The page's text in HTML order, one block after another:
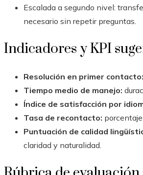
Escalada a segundo nivel:
necesario sin repetir preguntas.
Indicadores y KPI
Resolución en primer contacto:
Tiempo medio de manejo:
Índice de satisfacción por
Tasa de recontacto:
Puntuación de calidad
claridad y naturalidad.